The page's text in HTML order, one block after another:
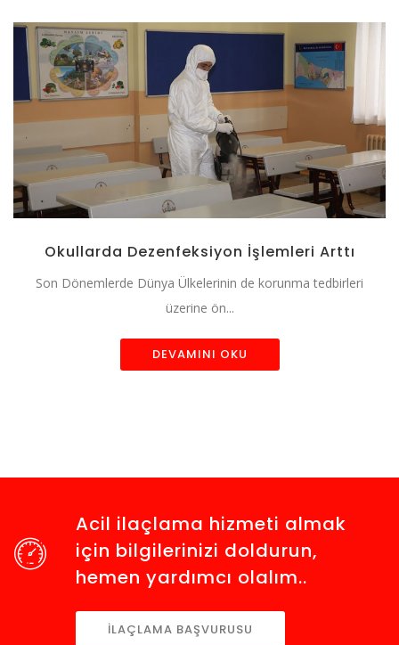
Okullarda Dezenfeksiyon İşlemleri Arttı
Son Dönemlerde Dünya Ülkelerinin de korunma tedbirleri
üzerine ön...
DEVAMINI OKU
Acil ilaçlama hizmeti almak
için bilgilerinizi doldurun,
hemen yardımcı olalım..
İLAÇLAMA BAŞVURUSU